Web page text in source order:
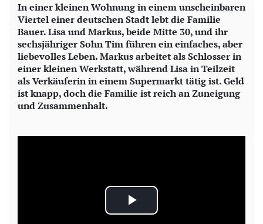
In einer kleinen Wohnung in einem unscheinbaren
Viertel einer deutschen Stadt lebt die Familie
Bauer. Lisa und Markus, beide Mitte 30, und ihr
sechsjähriger Sohn Tim führen ein einfaches, aber
liebevolles Leben. Markus arbeitet als Schlosser in
einer kleinen Werkstatt, während Lisa in Teilzeit
als Verkäuferin in einem Supermarkt tätig ist. Geld
ist knapp, doch die Familie ist reich an Zuneigung
und Zusammenhalt.
P